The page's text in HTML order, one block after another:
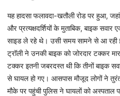
यह हादसा फलावदा-खतौली रोड पर हुआ,
और प्रत्यक्षदर्शियों के मुताबिक, बाइक
साइड ले रहे थे। उसी समय सामने से आ रही
ट्रॉली ने उनकी बाइक को जोरदार टक्कर
टक्कर इतनी जबरदस्त थी कि तीनों बाइक
से घायल हो गए। आसपास मौजूद लोगों ने
मौके पर पहुंची पुलिस ने घायलों को अस्पताल